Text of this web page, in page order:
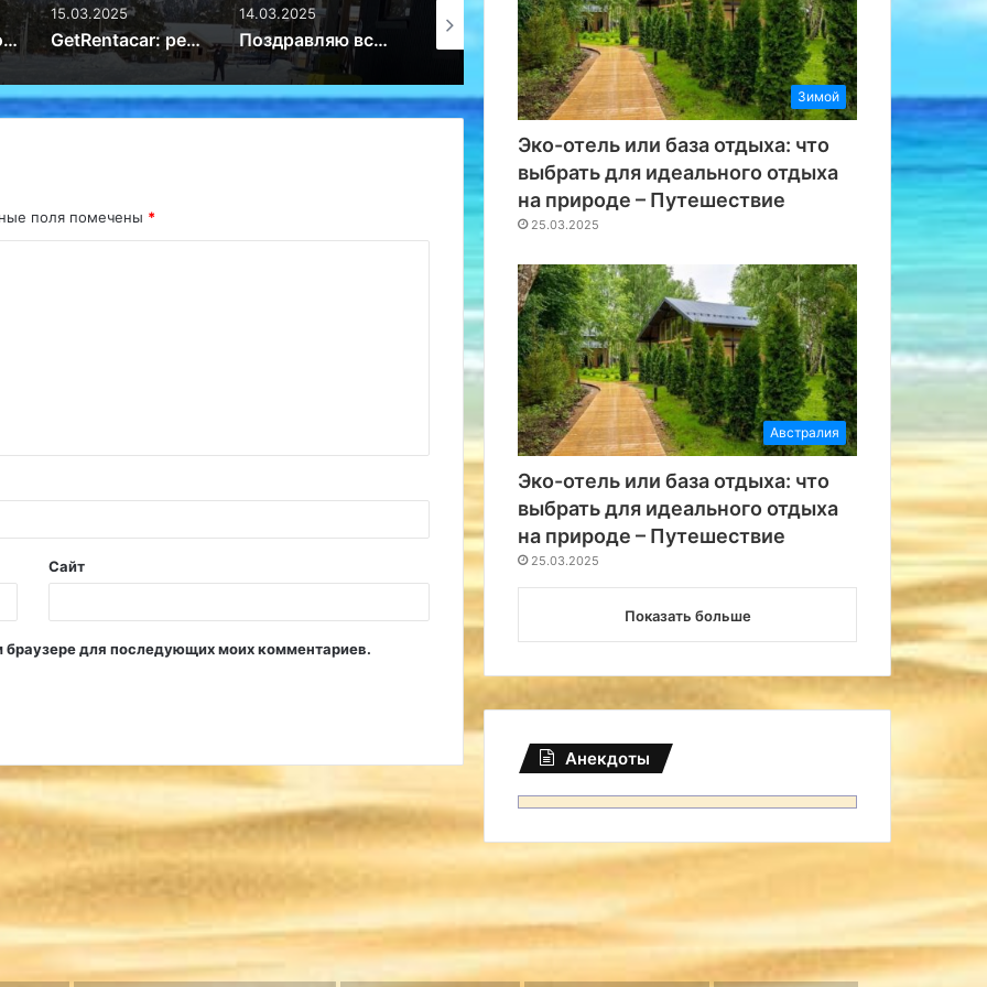
Избыток или новое мировоззрение: почему дети перестали ценить игрушки – Путешествие
15.03.2025
GetRentacar: решение транспортного вопроса в любом уголке планеты – Путешествие
14.03.2025
Поздравляю всех женщин с 8 марта! – Путешествие
14.03.2025
Как выбрать отель в Иркутске? Советы для комфортного отдыха – Путешествие
14.03.2025
Отель с бассейном в Пересыпи – Путешествие
19.02.2025
поля помечены *
Сайт
браузере для последующих моих комментариев.
Зимой
Эко-отель или база отдыха: что
выбрать для идеального отдыха
на природе – Путешествие
25.03.2025
Австралия
Эко-отель или база отдыха: что
выбрать для идеального отдыха
на природе – Путешествие
25.03.2025
Показать больше
Анекдоты